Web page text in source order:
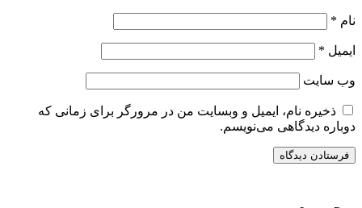
نام *
ایمیل *
وب‌ سایت
ذخیره نام، ایمیل و وبسایت من در مرورگر برای زمانی که
دوباره دیدگاهی می‌نویسم.